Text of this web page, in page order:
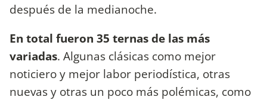
después de la medianoche.
En total fueron 35 ternas de las más
variadas. Algunas clásicas como mejor
noticiero y mejor labor periodística, otras
nuevas y otras un poco más polémicas, como